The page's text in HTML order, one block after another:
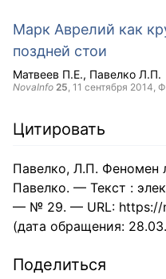
Марк Аврелий как
поздней стои
Матвеев П.Е. Павелко Л.П.
NovaInfo 25, 11 сентября 2014,
Цитировать
Павелко, Л.П. Феномен
Павелко. — Текст :
— № 29. — URL: https://
(дата обращения:
Поделиться